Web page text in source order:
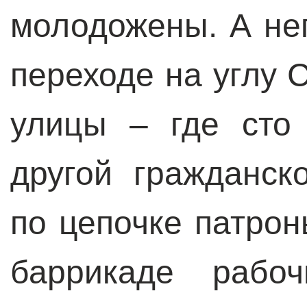
молодожены. А
переходе на углу
улицы – где
другой
по цепочке
баррикаде